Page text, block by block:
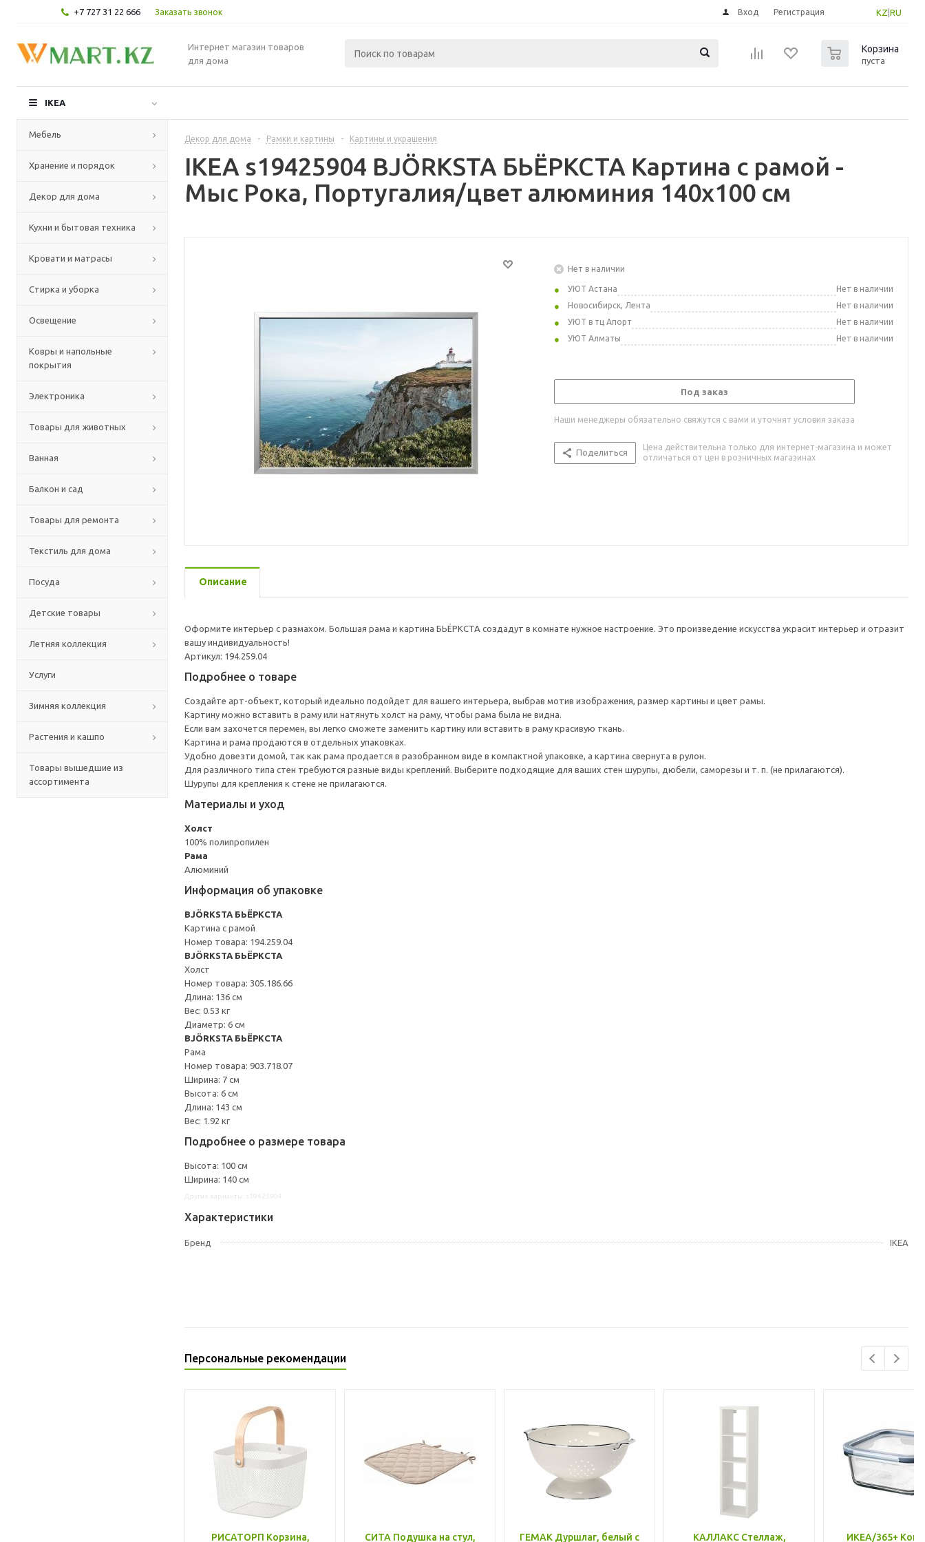
+7 727 31 22 666 Заказать звонок KZ RU
Вход Регистрация
Интернет магазин товаров
для дома
Корзина
пуста
IKEA
Мебель
Хранение и порядок
Декор для дома
Кухни и бытовая техника
Кровати и матрасы
Стирка и уборка
Освещение
Ковры и напольные
покрытия
Электроника
Товары для животных
Ванная
Балкон и сад
Товары для ремонта
Текстиль для дома
Посуда
Детские товары
Летняя коллекция
Услуги
Зимняя коллекция
Растения и кашпо
Товары вышедшие из
ассортимента
Декор для дома - Рамки и картины - Картины и украшения
IKEA s19425904 BJÖRKSTA БЬЁРКСТА Картина с рамой -
Мыс Рока, Португалия/цвет алюминия 140x100 см
Нет в наличии
УЮТ Астана
Нет в наличии
Новосибирск, Лента
Нет в наличии
УЮТ в тц Апорт
Нет в наличии
УЮТ Алматы
Нет в наличии
Под заказ
Наши менеджеры обязательно свяжутся с вами и уточнят условия заказа
Поделиться
Цена действительна только для интернет-магазина и может
отличаться от цен в розничных магазинах
Описание
Оформите интерьер с размахом. Большая рама и картина БЬЁРКСТА создадут в комнате нужное настроение. Это произведение искусства украсит интерьер и отразит
вашу индивидуальность!
Артикул: 194.259.04
Подробнее о товаре
Создайте арт-объект, который идеально подойдет для вашего интерьера, выбрав мотив изображения, размер картины и цвет рамы.
Картину можно вставить в раму или натянуть холст на раму, чтобы рама была не видна.
Если вам захочется перемен, вы легко сможете заменить картину или вставить в раму красивую ткань.
Картина и рама продаются в отдельных упаковках.
Удобно довезти домой, так как рама продается в разобранном виде в компактной упаковке, а картина свернута в рулон.
Для различного типа стен требуются разные виды креплений. Выберите подходящие для ваших стен шурупы, дюбели, саморезы и т. п. (не прилагаются).
Шурупы для крепления к стене не прилагаются.
Материалы и уход
Холст
100% полипропилен
Рама
Алюминий
Информация об упаковке
BJÖRKSTA БЬЁРКСТА
Картина с рамой
Номер товара: 194.259.04
BJÖRKSTA БЬЁРКСТА
Холст
Номер товара: 305.186.66
Длина: 136 см
Вес: 0.53 кг
Диаметр: 6 см
BJÖRKSTA БЬЁРКСТА
Рама
Номер товара: 903.718.07
Ширина: 7 см
Высота: 6 см
Длина: 143 см
Вес: 1.92 кг
Подробнее о размере товара
Высота: 100 см
Ширина: 140 см
Характеристики
Бренд IKEA
Персональные рекомендации
РИСАТОРП Корзина,
СИТА Подушка на стул,
ГЕМАК Дуршлаг, белый с
КАЛЛАКС Стеллаж,
ИКЕА/365+